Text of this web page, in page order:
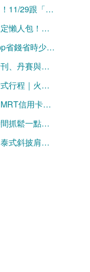
曼谷馬拉松開放報名！11/29跟「喬神」跑在曼谷街頭
【泰國入境】現金規定懶人包！免簽也要注意帶夠錢
【2026】下載3大App省錢省時少走冤枉路！
春天玩雷府｜走進清刊、丹賽與納豪的奇幻邊境
曼谷夜市＋購物一站式行程｜火車夜市→JODD→Big C 完整攻略
曼谷交通最新攻略｜MRT信用卡進站、BTS LINE Pay購票一次看懂（2026更新）
【春節飛泰國，把時間抓鬆一點，假期才真的鬆】
【曼谷時尚】披上「泰式斜披肩」，混搭牛仔褲正流行！